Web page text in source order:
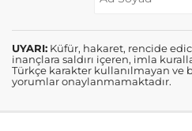
UYARI: Küfür, hakaret, rencide
inançlara saldırı içeren, imla
Türkçe karakter kullanılmayan ve
yorumlar onaylanmamaktadır.